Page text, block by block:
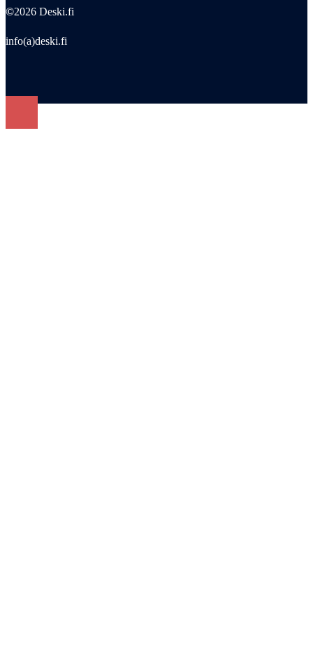
©2026 Deski.fi
info(a)deski.fi